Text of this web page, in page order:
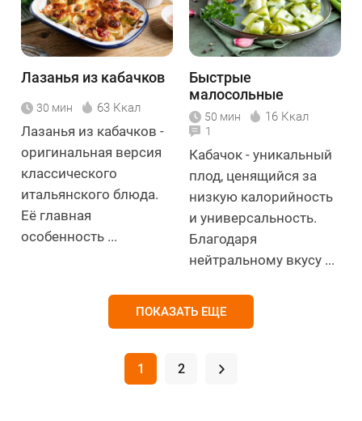
Лазанья из кабачков
30 мин 63 Ккал
Лазанья из кабачков -
оригинальная версия
классического
итальянского блюда.
Её главная
особенность ...
Быстрые
малосольные
кабачки
50 мин 16 Ккал
1
Кабачок - уникальный
плод, ценящийся за
низкую калорийность
и универсальность.
Благодаря
нейтральному вкусу ...
ПОКАЗАТЬ ЕЩЕ
1 2 .